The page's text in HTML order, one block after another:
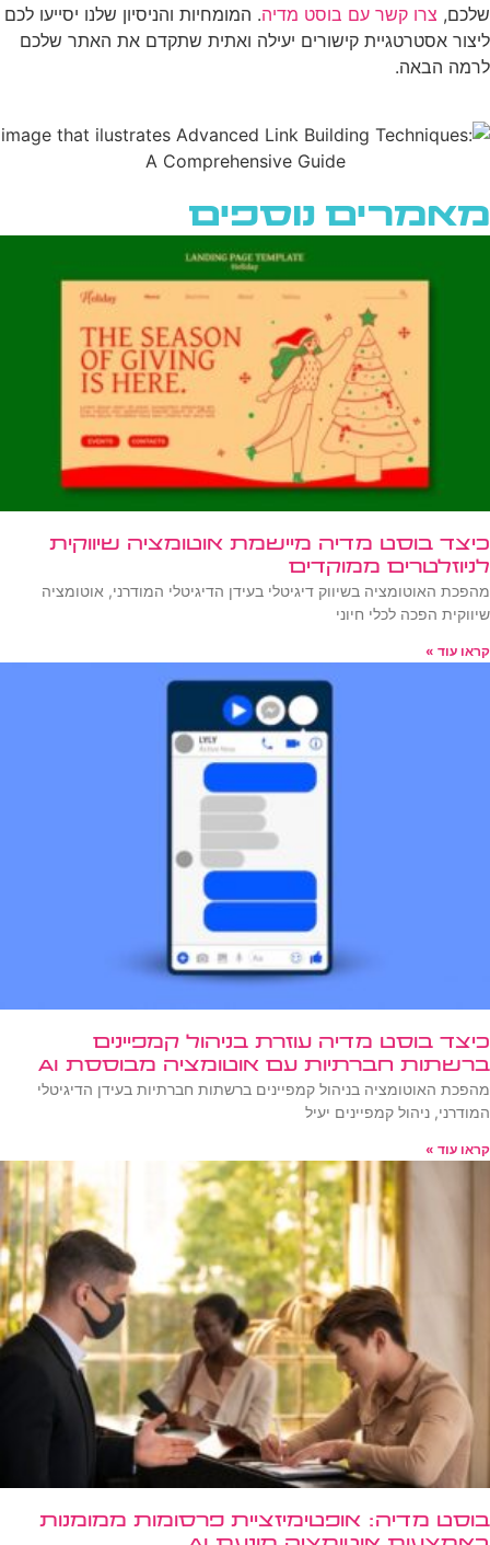
שלכם, צרו קשר עם בוסט מדיה. המומחיות והניסיון שלנו יסייעו לכם
ליצור אסטרטגיית קישורים יעילה ואתית שתקדם את האתר שלכם
לרמה הבאה.
מאמרים נוספים
כיצד בוסט מדיה מיישמת אוטומציה שיווקית
לניוזלטרים ממוקדים
מהפכת האוטומציה בשיווק דיגיטלי בעידן הדיגיטלי המודרני, אוטומציה
שיווקית הפכה לכלי חיוני
קראו עוד »
כיצד בוסט מדיה עוזרת בניהול קמפיינים
ברשתות חברתיות עם אוטומציה מבוססת AI
מהפכת האוטומציה בניהול קמפיינים ברשתות חברתיות בעידן הדיגיטלי
המודרני, ניהול קמפיינים יעיל
קראו עוד »
בוסט מדיה: אופטימיזציית פרסומות ממומנות